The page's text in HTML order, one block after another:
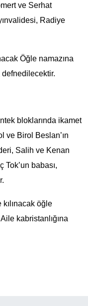
ve Serhat
Radiye
Öğle namazına
defnedilecektir.
bloklarında ikamet
ve Birol Beslan’ın
Salih ve Kenan
Tok’un babası,
öğle
kabristanlığına